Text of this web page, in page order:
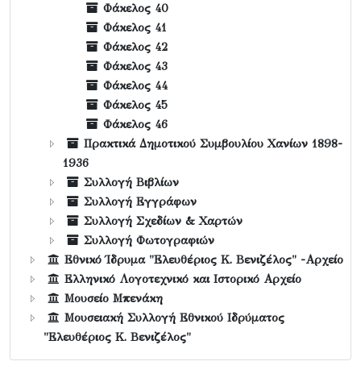
Φάκελος 40
Φάκελος 41
Φάκελος 42
Φάκελος 43
Φάκελος 44
Φάκελος 45
Φάκελος 46
Πρακτικά Δημοτικού Συμβουλίου Χανίων 1898-
1936
Συλλογή Βιβλίων
Συλλογή Εγγράφων
Συλλογή Σχεδίων & Χαρτών
Συλλογή Φωτογραφιών
Εθνικό Ίδρυμα "Ελευθέριος Κ. Βενιζέλος" -Αρχείο
Ελληνικό Λογοτεχνικό και Ιστορικό Αρχείο
Μουσείο Μπενάκη
Μουσειακή Συλλογή Εθνικού Ιδρύματος
"Ελευθέριος Κ. Βενιζέλος"